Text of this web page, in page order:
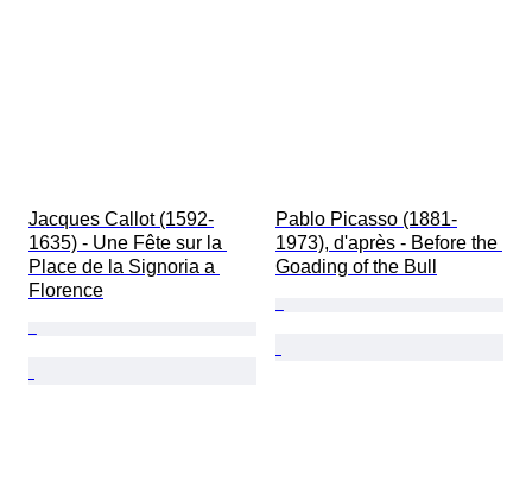
Jacques Callot (1592-
1635) - Une Fête sur la
Place de la Signoria a
Florence
Pablo Picasso (1881-
1973), d'après - Before the
Goading of the Bull